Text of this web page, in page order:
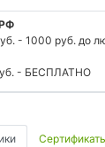
- 1000 руб. до
- БЕСПЛАТНО